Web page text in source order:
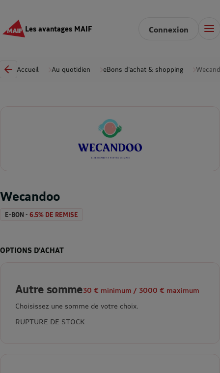
Les avantages MAIF Connexion
Accueil Au quotidien eBons d'achat & shopping
Wecandoo
E-BON - 6.5% DE REMISE
OPTIONS D’ACHAT
Autre somme30 € minimum / 3000 € maximum
Choisissez une somme de votre choix.
RUPTURE DE STOCK